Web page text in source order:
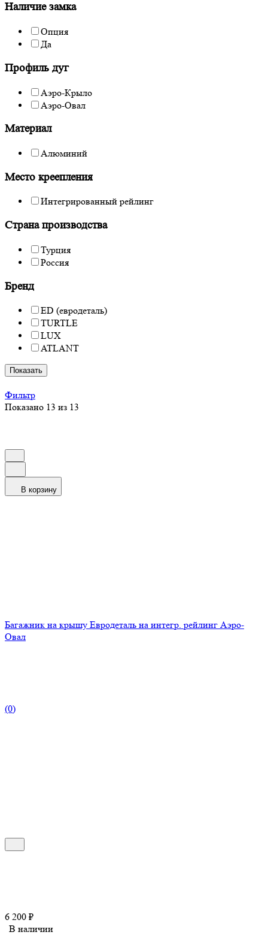
Наличие замка
Опция
Да
Профиль дуг
Аэро-Крыло
Аэро-Овал
Материал
Алюминий
Место креепления
Интегрированный рейлинг
Страна производства
Турция
Россия
Бренд
ED (евродеталь)
TURTLE
LUX
ATLANT
Показать
Фильтр
Показано 13 из 13
В корзину
Багажник на крышу Евродеталь на интегр. рейлинг Аэро-
Овал
(0)
6 200 ₽
В наличии